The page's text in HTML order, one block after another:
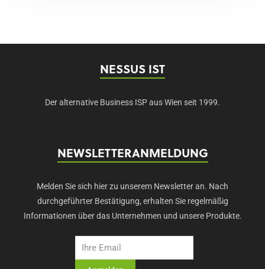
NESSUS IST
Der alternative Business ISP aus Wien seit 1999.
NEWSLETTERANMELDUNG
Melden Sie sich hier zu unserem Newsletter an. Nach
durchgeführter Bestätigung, erhalten Sie regelmäßig
Informationen über das Unternehmen und unsere Produkte.